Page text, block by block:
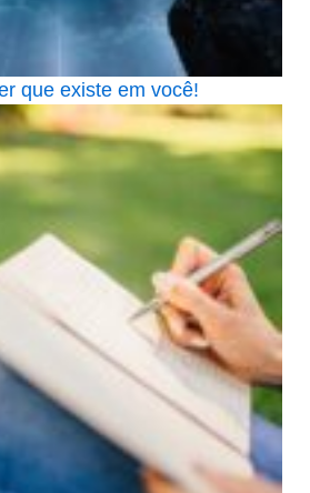
que existe em você!